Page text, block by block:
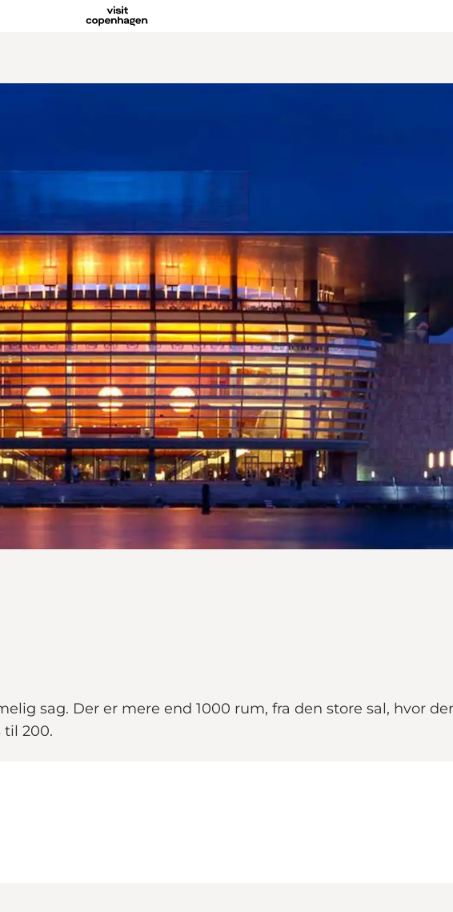
sag. Der er mere end 1000 rum, fra den store sal, hvor
200.